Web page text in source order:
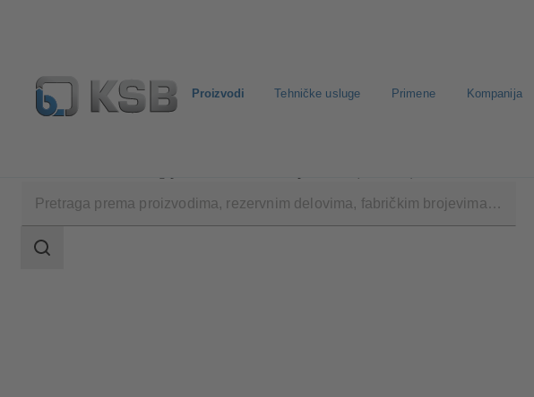
Proizvodi Tehničke usluge Primene Kompanija
pretrage
Područje